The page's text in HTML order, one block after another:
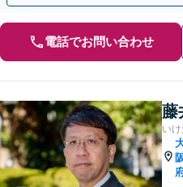
電話でお問い合わせ
藤
い